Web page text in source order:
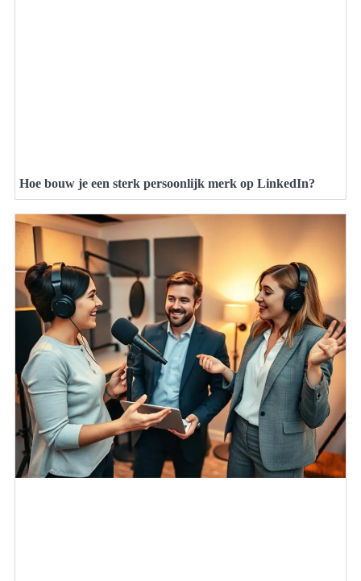
Hoe bouw je een sterk persoonlijk merk op LinkedIn?